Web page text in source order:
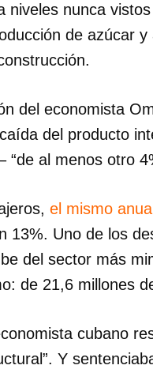
INICIAR
nunca
de azúcar
del economista
del producto
“de al menos otro
el mismo
13%. Uno de los
del sector más
de 21,6 millones
cubano
Y